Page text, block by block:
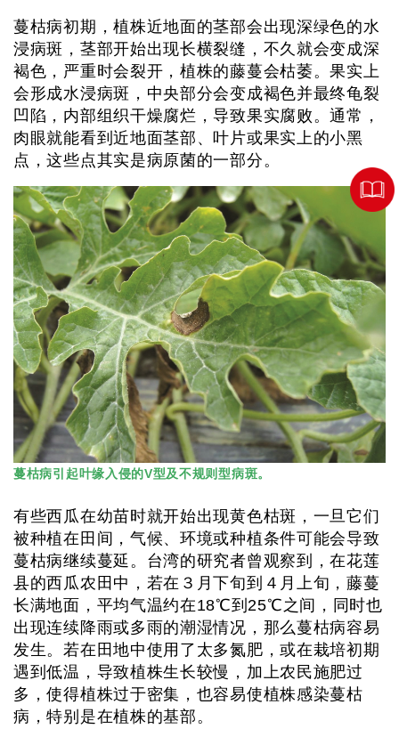
蔓枯病初期，植株近地面的茎部会出现深绿色的水
浸病斑，茎部开始出现长横裂缝，不久就会变成深
褐色，严重时会裂开，植株的藤蔓会枯萎。果实上
会形成水浸病斑，中央部分会变成褐色并最终龟裂
凹陷，内部组织干燥腐烂，导致果实腐败。通常，
肉眼就能看到近地面茎部、叶片或果实上的小黑
点，这些点其实是病原菌的一部分。
蔓枯病引起叶缘入侵的V型及不规则型病斑。
有些西瓜在幼苗时就开始出现黄色枯斑，一旦它们
被种植在田间，气候、环境或种植条件可能会导致
蔓枯病继续蔓延。台湾的研究者曾观察到，在花莲
县的西瓜农田中，若在３月下旬到４月上旬，藤蔓
长满地面，平均气温约在18℃到25℃之间，同时也
出现连续降雨或多雨的潮湿情况，那么蔓枯病容易
发生。若在田地中使用了太多氮肥，或在栽培初期
遇到低温，导致植株生长较慢，加上农民施肥过
多，使得植株过于密集，也容易使植株感染蔓枯
病，特别是在植株的基部。